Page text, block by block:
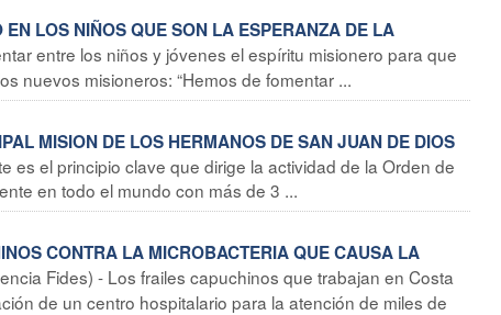
LOS NIÑOS QUE SON LA ESPERANZA DE LA
entre los niños y jóvenes el espíritu misionero para que
nuevos misioneros: “Hemos de fomentar ...
MISION DE LOS HERMANOS DE SAN JUAN DE DIOS
es el principio clave que dirige la actividad de la Orden de
en todo el mundo con más de 3 ...
CONTRA LA MICROBACTERIA QUE CAUSA LA
Fides) - Los frailes capuchinos que trabajan en Costa
de un centro hospitalario para la atención de miles de